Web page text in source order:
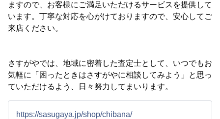
ますので、お客様にご満足いただけるサービスを提供して
います。丁寧な対応を心がけておりますので、安心してご
来店ください。
さすがやでは、地域に密着した査定士として、いつでもお
気軽に「困ったときはさすがやに相談してみよう」と思っ
ていただけるよう、日々努力してまいります。
https://sasugaya.jp/shop/chibana/